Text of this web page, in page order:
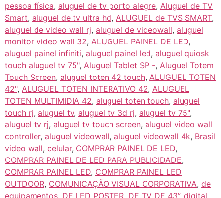
pessoa física, aluguel de tv porto alegre, Aluguel de TV
Smart, aluguel de tv ultra hd, ALUGUEL de TVS SMART,
aluguel de video wall rj, aluguel de videowall, aluguel
monitor video wall 32, ALUGUEL PAINEL DE LED,
aluguel painel infiniti, aluguel painel led, aluguel quiosk
touch aluguel tv 75", Aluguel Tablet SP -, Aluguel Totem
Touch Screen, aluguel toten 42 touch, ALUGUEL TOTEN
42", ALUGUEL TOTEN INTERATIVO 42, ALUGUEL
TOTEN MULTIMIDIA 42, aluguel toten touch, aluguel
touch rj, aluguel tv, aluguel tv 3d rj, aluguel tv 75",
aluguel tv rj, aluguel tv touch screen, aluguel video wall
controller, aluguel videowall, aluguel videowall 4k, Brasil
video wall, celular, COMPRAR PAINEL DE LED,
COMPRAR PAINEL DE LED PARA PUBLICIDADE,
COMPRAR PAINEL LED, COMPRAR PAINEL LED
OUTDOOR, COMUNICAÇÃO VISUAL CORPORATIVA, de
equipamentos, DE LED POSTER, DE TV DE 43”, digital,